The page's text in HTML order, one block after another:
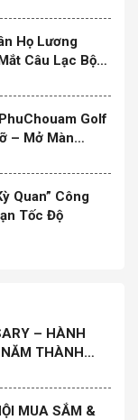
Họ Lương
Câu Lạc Bộ
Golf
– Mở Màn
Quan” Công
Tốc Độ
– HÀNH
NĂM THÀNH
MUA SẮM &